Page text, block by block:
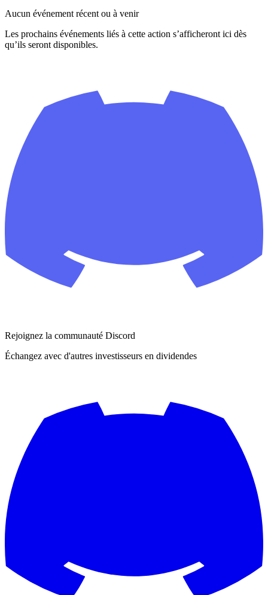
Aucun événement récent ou à venir
Les prochains événements liés à cette action s’afficheront ici dès
qu’ils seront disponibles.
Rejoignez la communauté Discord
Échangez avec d'autres investisseurs en dividendes